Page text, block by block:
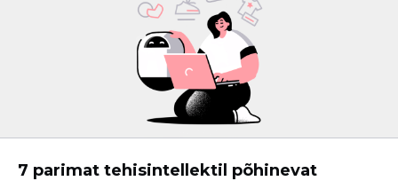
7 parimat tehisintellektil põhinevat